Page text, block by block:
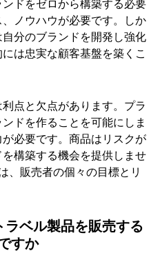
ドをゼロから構築する必要
ノウハウが必要です。しか
分のブランドを開発し強化
は忠実な顧客基盤を築くこ
点と欠点があります。プラ
ドを作ることを可能にしま
必要です。商品はリスクが
構築する機会を提供しませ
、販売者の個々の目標とリ
ベル製品を販売する
すか